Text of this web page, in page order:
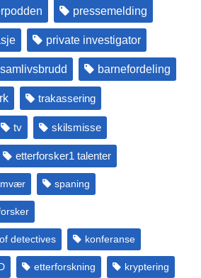
pressemelding
private investigator
samlivsbrudd barnefordeling
trakassering
tv skilsmisse
etterforsker1 talenter
spaning
detectives konferanse
etterforskning kryptering